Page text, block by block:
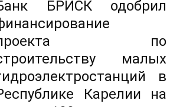
БРИСК одобрил
по
малых
в
Карелии на